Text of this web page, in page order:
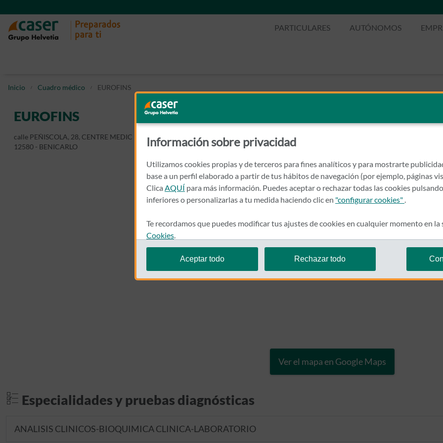
PARTICULARES AUTÓNOMOS
Inicio Cuadro médico EUROFINS
EUROFINS
calle PEÑISCOLA, 28, CENTRE MEDIC BENICARLO
12580 - BENICARLO
Ver el mapa en Google Maps
Especialidades y pruebas diagnósticas
ANALISIS CLINICOS-BIOQUIMICA CLINICA-LABORATORIO
Información sobre privacidad
Utilizamos cookies propias y de terceros para fines analíticos y para mostrarte
base a un perfil elaborado a partir de tus hábitos de navegación (por ejemplo, páginas
Clica AQUÍ para más información. Puedes aceptar o rechazar todas las cookies
inferiores o personalizarlas a tu medida haciendo clic en "configurar cookies"
Te recordamos que puedes modificar tus ajustes de cookies en cualquier momento en la
Cookies
Aceptar todo Rechazar todo